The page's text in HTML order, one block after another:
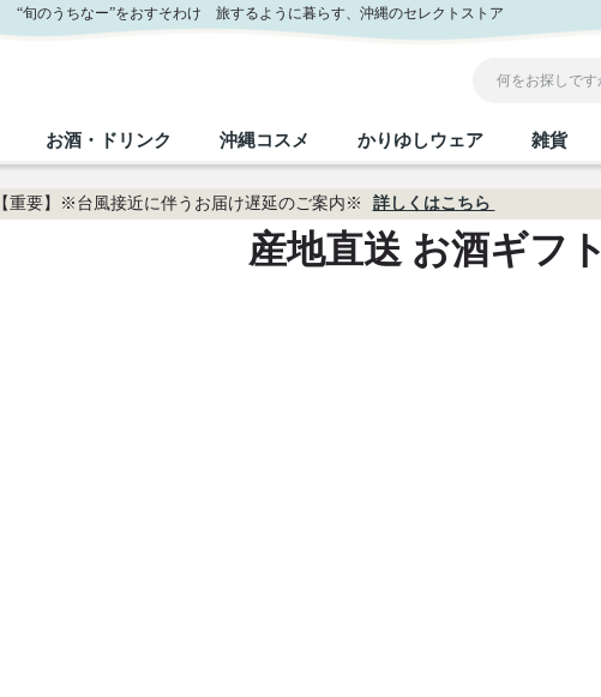
“旬のうちなー”をおすそわけ 旅するように暮らす、沖縄のセレクトストア
沖縄のお取り寄せグルメすべて
沖縄の加工食品すべて
お酒・ドリンク
沖縄のお酒・ドリンクすべて
沖縄コスメ かりゆしウェア
かりゆしウェアすべて
雑貨
【重要】※台風接近に伴うお届け遅延のご案内※ 詳しくはこちら
産地直送 お酒ギフト